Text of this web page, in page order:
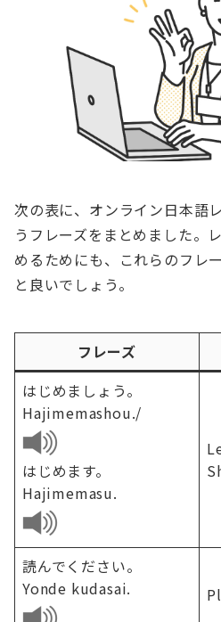
次の表に、オンライン日本語
うフレーズをまとめました。
めるためにも、これらのフレ
と良いでしょう。
フレーズ
はじめましょう。
Hajimemashou./
はじめます。
Hajimemasu.
読んでください。
Yonde kudasai.